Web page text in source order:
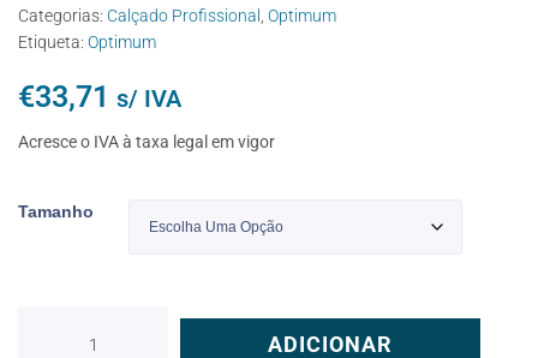
Categorias: Calçado Profissional Optimum
Etiqueta: Optimum
€33,71 s/ IVA
Acresce o IVA à taxa legal em vigor
Tamanho
ADICIONAR